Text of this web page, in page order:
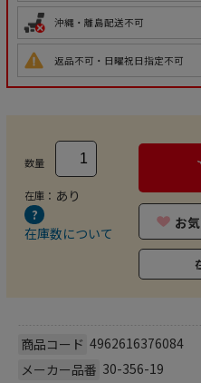
沖縄・離島配送不可
返品不可・日曜祝日指定不可
数量
在庫： あり
在庫数について
お
商品コード 4962616376084
メーカー品番 30-356-19